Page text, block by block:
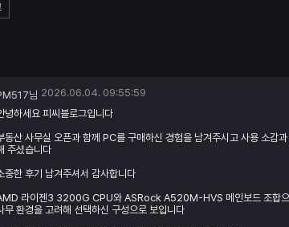
님 2026.06.04. 09:55:59
녕하세요 피씨블로그입니다
동산 사무실 오픈과 함께 PC를 구매하신 경험을 남겨주시고 사용 소감
주셨습니다
중한 후기 남겨주셔서 감사합니다
라이젠3 3200G CPU와 ASRock A520M-HVS 메인보드 조합
무 환경을 고려해 선택하신 구성으로 보입니다